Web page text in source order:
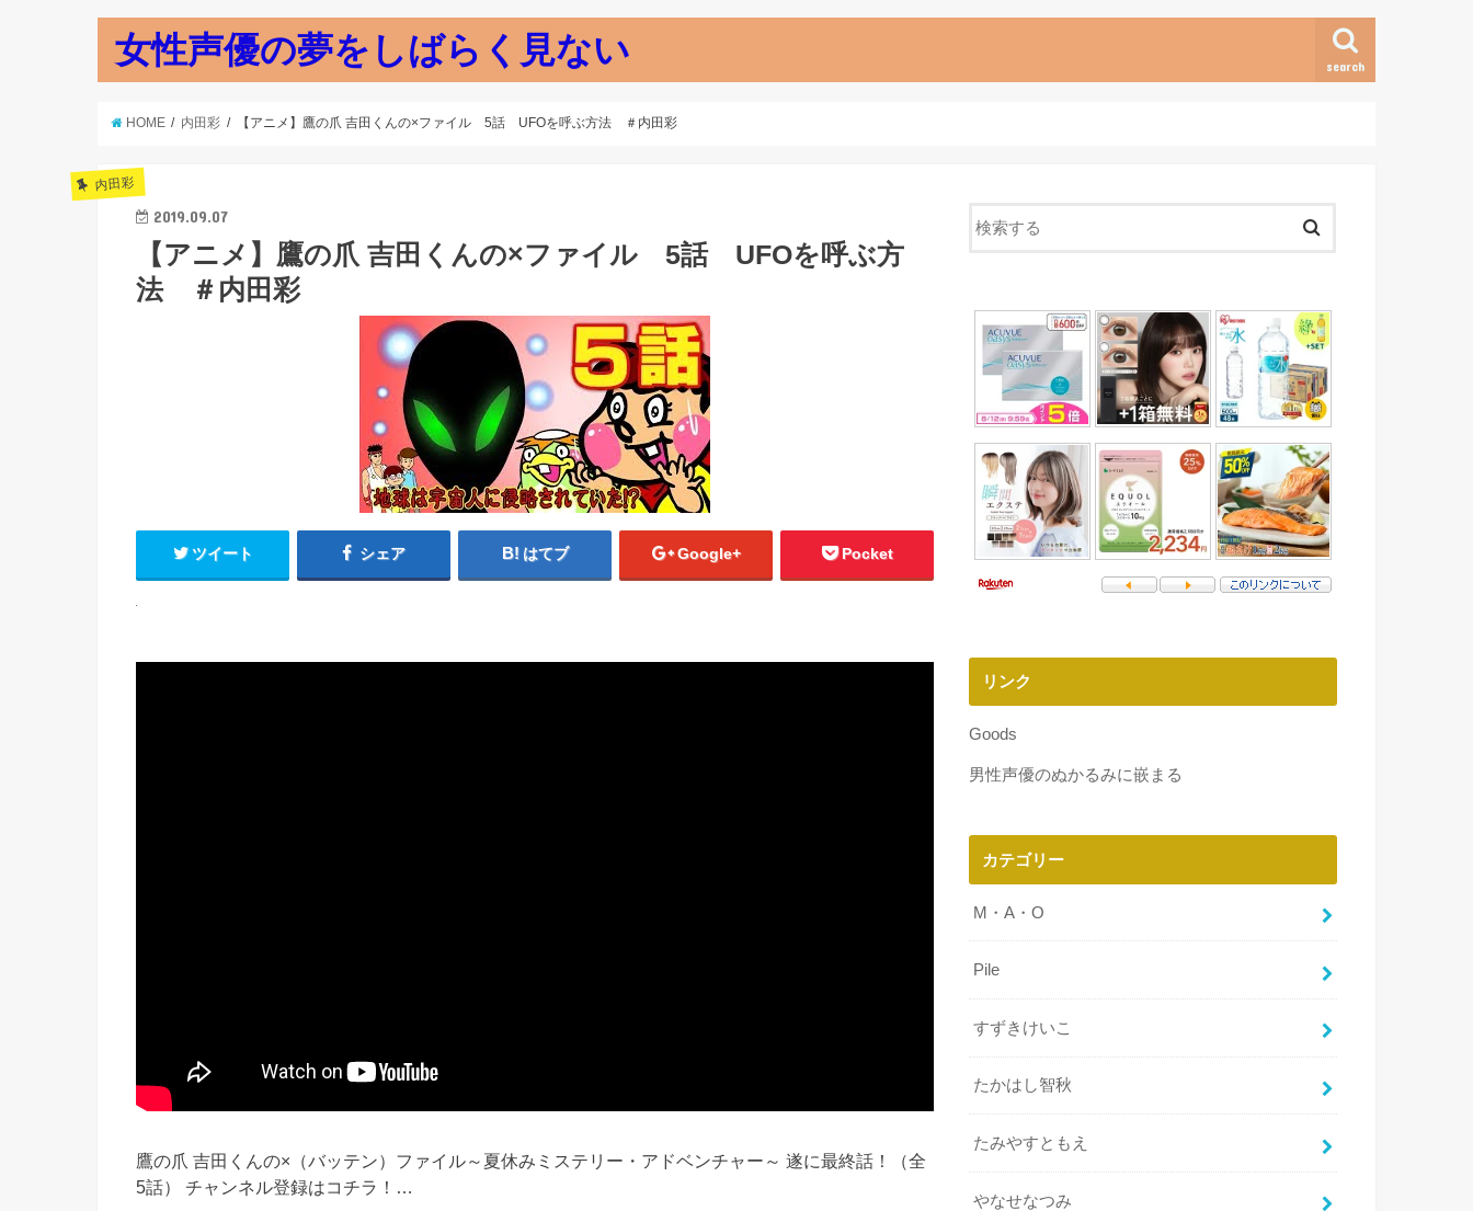
女性声優の夢をしばらく見ない search
HOME 内田彩 【アニメ】鷹の爪 吉田くんの×ファイル 5話 UFOを呼ぶ方法 ＃内田彩
内田彩
2019.09.07
【アニメ】鷹の爪 吉田くんの×ファイル 5話 UFOを呼ぶ方
法 ＃内田彩
ツイート シェア はてブ Google+ Pocket
鷹の爪 吉田くんの×（バッテン）ファイル～夏休みミステリー・アドベンチャー～ 遂に最終話！（全
5話） チャンネル登録はコチラ！…
リンク
Goods
男性声優のぬかるみに嵌まる
カテゴリー
M・A・O
Pile
すずきけいこ
たかはし智秋
たみやすともえ
やなせなつみ